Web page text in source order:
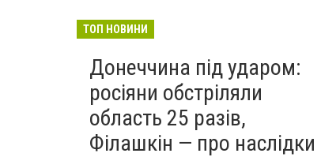
ТОП НОВИНИ
Донеччина під ударом:
росіяни обстріляли
область 25 разів,
Філашкін — про наслідки